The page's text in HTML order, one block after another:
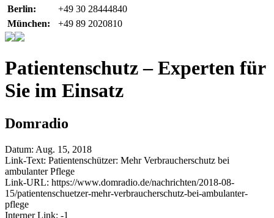
Berlin:
+49 30 28444840
München:
+49 89 2020810
Patientenschutz – Experten für
Sie im Einsatz
Domradio
Datum: Aug. 15, 2018
Link-Text: Patientenschützer: Mehr Verbraucherschutz bei
ambulanter Pflege
Link-URL: https://www.domradio.de/nachrichten/2018-08-
15/patientenschuetzer-mehr-verbraucherschutz-bei-ambulanter-
pflege
Interner Link: -1